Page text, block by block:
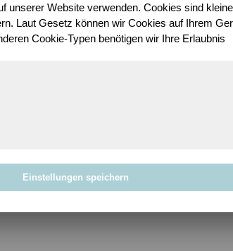
Website verwenden. Cookies sind
Laut Gesetz können wir Cookies auf Ihrem
Cookie-Typen benötigen wir Ihre Erlaubnis
Einstellungen speichern